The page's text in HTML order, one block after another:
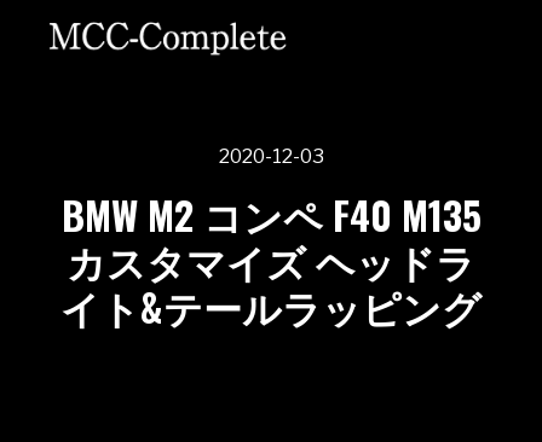
2020-12-03
BMW M2 コンペ F40 M135
カスタマイズ ヘッドラ
イト&テールラッピング